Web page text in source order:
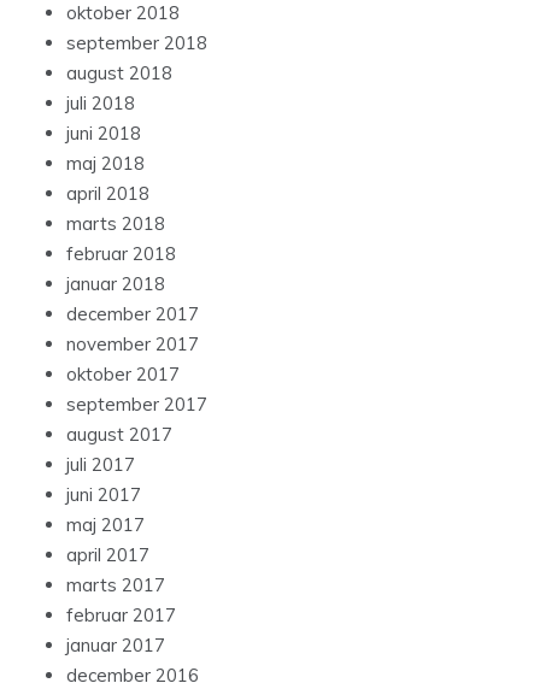
oktober 2018
september 2018
august 2018
juli 2018
juni 2018
maj 2018
april 2018
marts 2018
februar 2018
januar 2018
december 2017
november 2017
oktober 2017
september 2017
august 2017
juli 2017
juni 2017
maj 2017
april 2017
marts 2017
februar 2017
januar 2017
december 2016